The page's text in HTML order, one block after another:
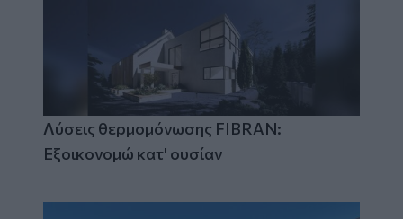
Λύσεις θερμομόνωσης FIBRAN:
Εξοικονομώ κατ' ουσίαν